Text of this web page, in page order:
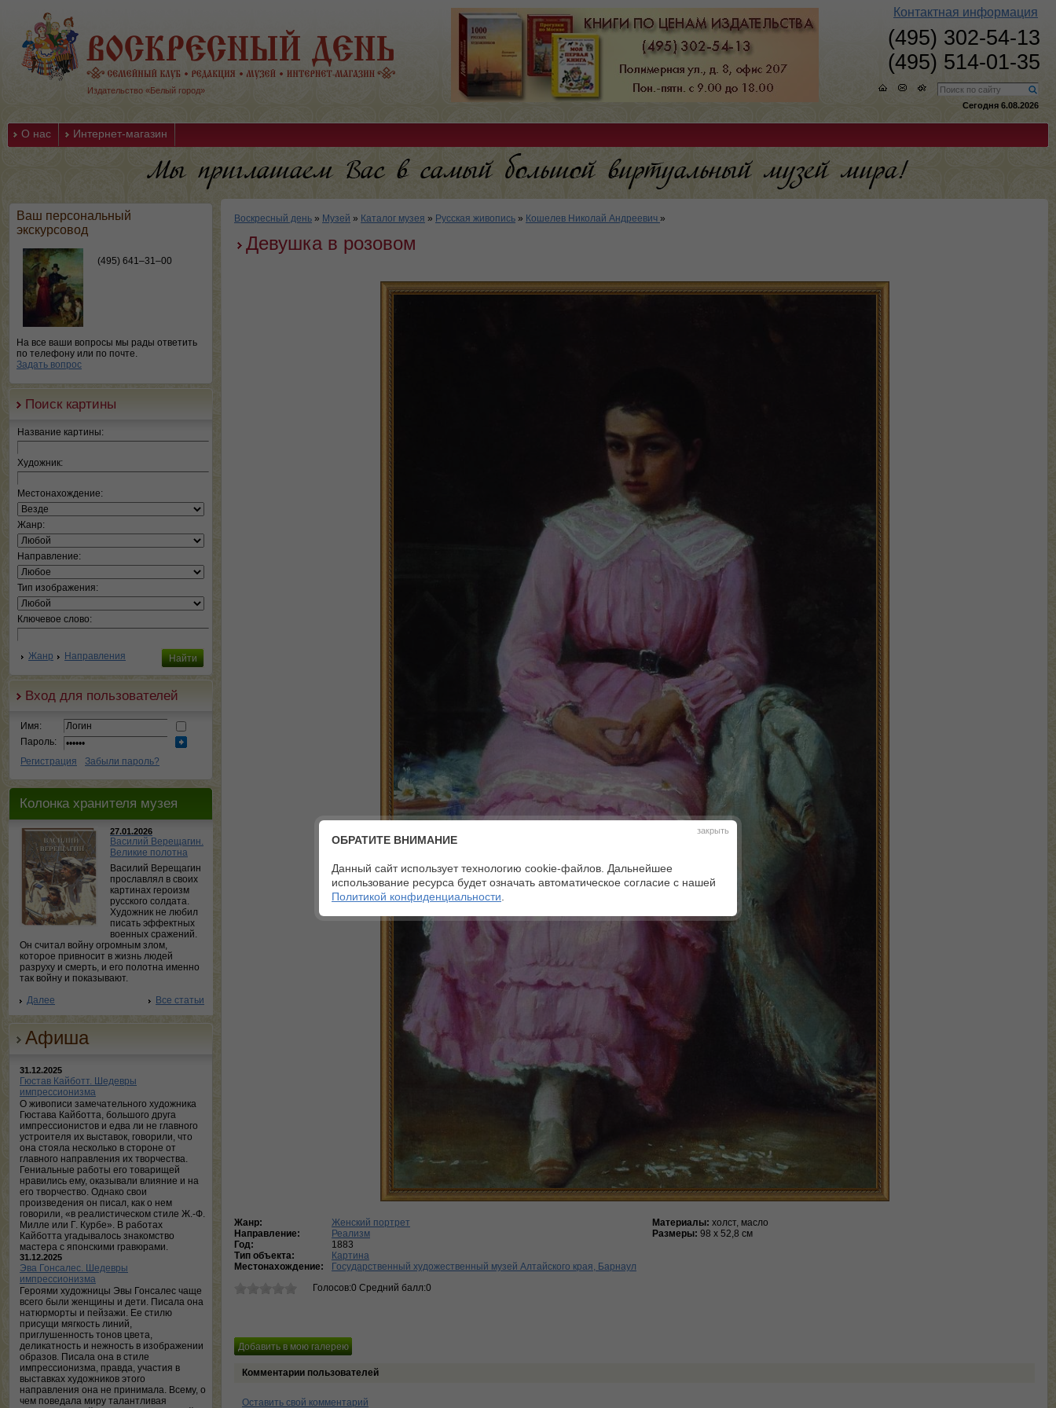
Издательство «Белый город»
Контактная информация
(495) 302-54-13
(495) 514-01-35
Сегодня 6.08.2026
О нас Интернет-магазин
Ваш персональный
экскурсовод
(495) 641–31–00
На все ваши вопросы мы рады ответить
по телефону или по почте.
Задать вопрос
Поиск картины
Название картины:
Художник:
Местонахождение:
Жанр:
Направление:
Тип изображения:
Ключевое слово:
Жанр Направления
Вход для пользователей
Имя:
Пароль:
Регистрация
Забыли пароль?
Колонка хранителя музея
27.01.2026
Василий Верещагин.
Великие полотна
Василий Верещагин
прославлял в своих
картинах героизм
русского солдата.
Художник не любил
писать эффектных
военных сражений.
Он считал войну огромным злом,
которое привносит в жизнь людей
разруху и смерть, и его полотна именно
так войну и показывают.
Далее
Все статьи
Афиша
31.12.2025
Гюстав Кайботт. Шедевры
импрессионизма
О живописи замечательного художника
Гюстава Кайботта, большого друга
импрессионистов и едва ли не главного
устроителя их выставок, говорили, что
она стояла несколько в стороне от
главного направления их творчества.
Гениальные работы его товарищей
нравились ему, оказывали влияние и на
его творчество. Однако свои
произведения он писал, как о нем
говорили, «в реалистическом стиле Ж.-Ф.
Милле или Г. Курбе». В работах
Кайботта угадывалось знакомство
мастера с японскими гравюрами.
31.12.2025
Эва Гонсалес. Шедевры
импрессионизма
Героями художницы Эвы Гонсалес чаще
всего были женщины и дети. Писала она
натюрморты и пейзажи. Ее стилю
присущи мягкость линий,
приглушенность тонов цвета,
деликатность и нежность в изображении
образов. Писала она в стиле
импрессионизма, правда, участия в
выставках художников этого
направления она не принимала. Всему, о
чем поведала миру талантливая
Воскресный день » Музей » Каталог музея » Русская живопись » Кошелев Николай Андреевич »
Девушка в розовом
Жанр:
Женский портрет
Направление:
Реализм
Год:
1883
Тип объекта:
Картина
Местонахождение:
Государственный художественный музей Алтайского края, Барнаул
Голосов:0 Средний балл:0
Материалы: холст, масло
Размеры: 98 х 52,8 см
Комментарии пользователей
Оставить свой комментарий
закрыть
ОБРАТИТЕ ВНИМАНИЕ
Данный сайт использует технологию cookie-файлов. Дальнейшее
использование ресурса будет означать автоматическое согласие с нашей
Политикой конфиденциальности